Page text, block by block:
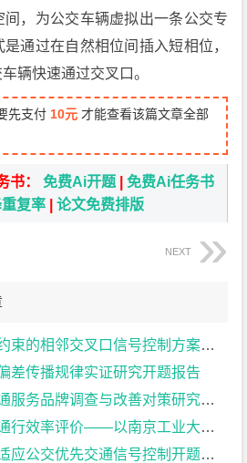
，为公交车辆虚拟出一条公交专
通过在自然相位间插入短相位，
辆快速通过交叉口。
先支付 10元 才能查看该篇文章全部
书：免费Ai开题 |免费Ai任务书
复率 |论文免费排版
NEXT
相邻交叉口信号控制方案设计开题报告
差传播规律实证研究开题报告
务品牌调查与改善对策研究开题报告
价——以南京工业大学江浦校区周边为例开题报告
公交优先交通信号控制开题报告